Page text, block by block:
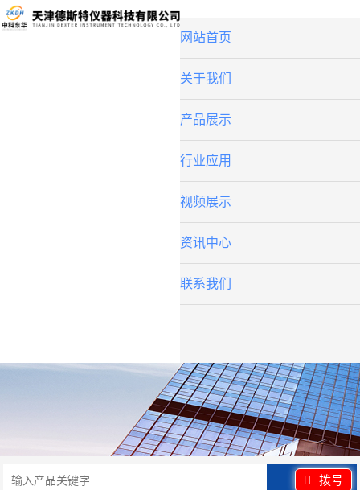
网站首页
关于我们
产品展示
行业应用
视频展示
资讯中心
联系我们
拨号